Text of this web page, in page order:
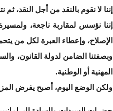
إننا لا نقوم بالنقد من أجل النقد،
إننا نؤسس لمقاربة ناجعة،
الإصلاح، وإعطاء العبرة لكل من
وبصفتنا الضامن لدولة القانون،
المهنية أو الوطنية.
ولكن الوضع اليوم، أصبح يفرض